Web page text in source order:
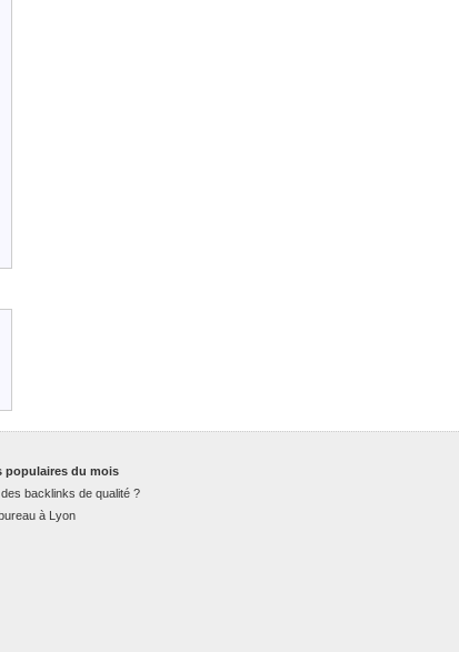
populaires du mois
backlinks de qualité ?
à Lyon